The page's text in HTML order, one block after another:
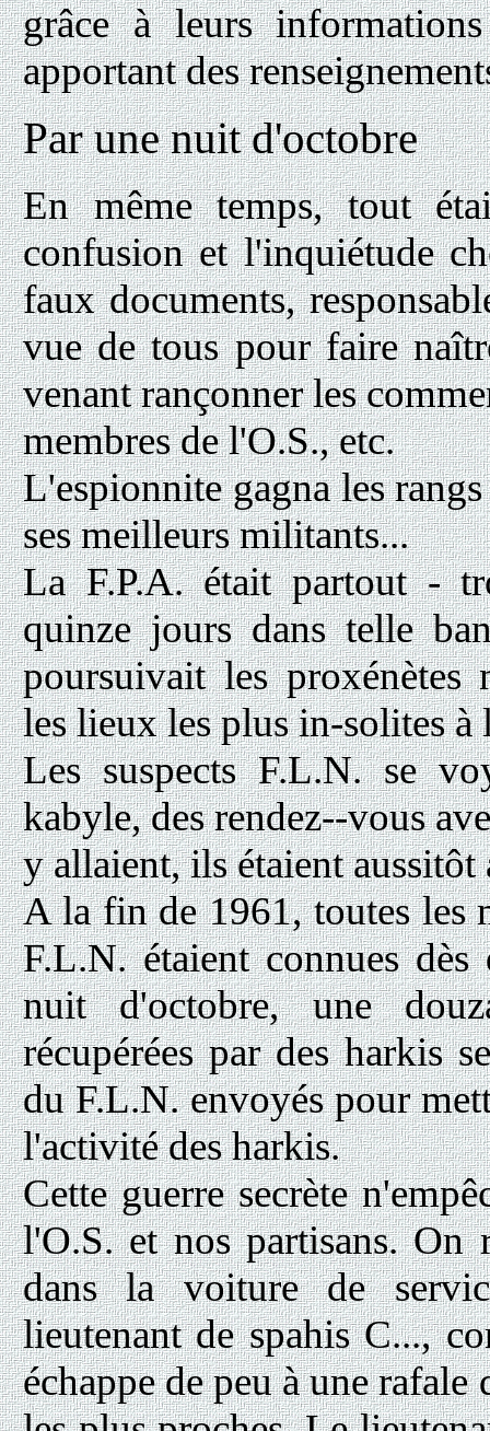
grâce à leurs
apportant des
Par une nuit d'octobre
En même temps, tout
confusion et l'inquiétude
faux documents,
vue de tous pour faire
venant rançonner les
membres de l'O.S., etc.
L'espionnite gagna les
ses meilleurs militants...
La F.P.A. était partout -
quinze jours dans telle
poursuivait les proxénètes
les lieux les plus in-solites à
Les suspects F.L.N. se
kabyle, des rendez--vous
y allaient, ils étaient aussitôt
A la fin de 1961, toutes les
F.L.N. étaient connues dès
nuit d'octobre, une
récupérées par des harkis
du F.L.N. envoyés pour
l'activité des harkis.
Cette guerre secrète
l'O.S. et nos partisans. On
dans la voiture de
lieutenant de spahis C...,
échappe de peu à une